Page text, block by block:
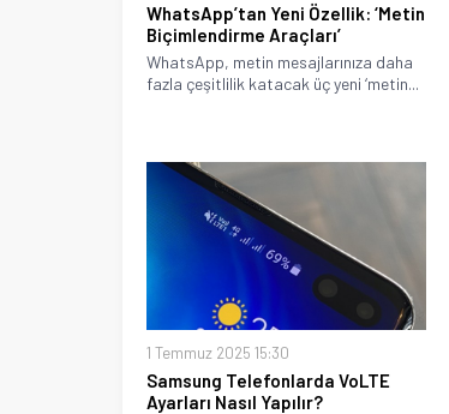
WhatsApp’tan Yeni Özellik: ‘Metin
Biçimlendirme Araçları’
WhatsApp, metin mesajlarınıza daha
fazla çeşitlilik katacak üç yeni ‘metin...
1 Temmuz 2025 15:30
Samsung Telefonlarda VoLTE
Ayarları Nasıl Yapılır?